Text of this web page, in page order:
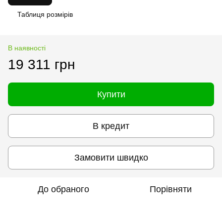
Таблиця розмірів
В наявності
19 311 грн
Купити
В кредит
Замовити швидко
До обраного Порівняти